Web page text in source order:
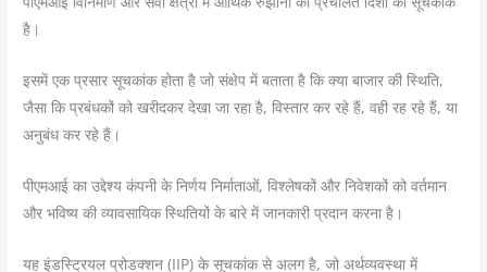
है।
इसमें एक प्रसार सूचकांक होता है जो संक्षेप में बताता है कि क्या बाजार की स्थिति,
जैसा कि प्रबंधकों को खरीदकर देखा जा रहा है, विस्तार कर रहे हैं, वही रह रहे हैं, या
अनुबंध कर रहे हैं।
पीएमआई का उद्देश्य कंपनी के निर्णय निर्माताओं, विश्लेषकों और निवेशकों को वर्तमान
और भविष्य की व्यावसायिक स्थितियों के बारे में जानकारी प्रदान करना है।
यह इंडस्ट्रियल प्रोडक्शन (IIP) के सूचकांक से अलग है, जो अर्थव्यवस्था में